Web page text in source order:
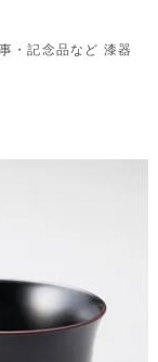
・記念品など 漆器